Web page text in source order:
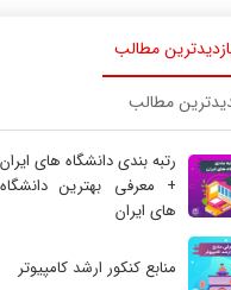
مطالب
مطالب
رتبه بندی دانشگاه های ایران
+ معرفی بهترین دانشگاه
های ایران
منابع کنکور ارشد کامپیوتر